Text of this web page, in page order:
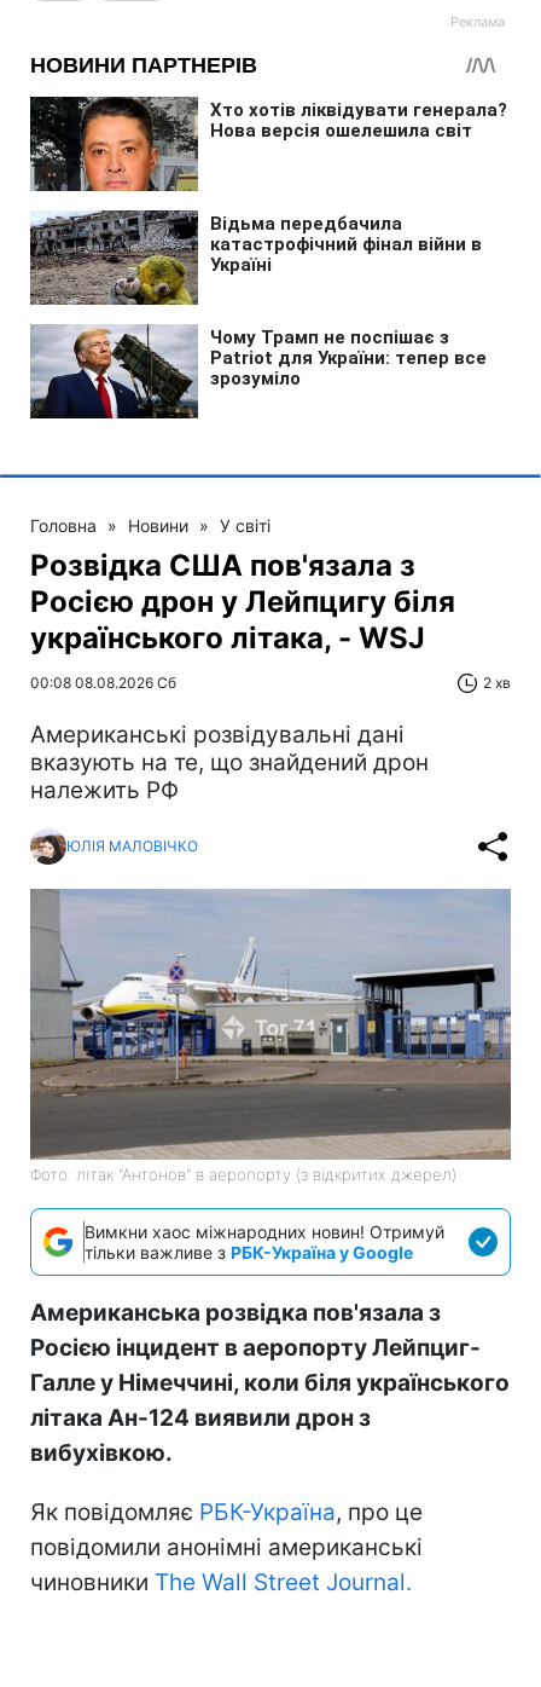
Головна » Новини » У світі
Розвідка США пов'язала з
Росією дрон у Лейпцигу біля
українського літака, - WSJ
00:08 08.08.2026 Сб 2 хв
Американські розвідувальні дані
вказують на те, що знайдений дрон
належить РФ
ЮЛІЯ МАЛОВІЧКО
Фото: літак "Антонов" в аеропорту (з відкритих джерел)
Вимкни хаос міжнародних новин! Отримуй
тільки важливе з РБК-Україна у Google
Американська розвідка пов'язала з
Росією інцидент в аеропорту Лейпциг-
Галле у Німеччині, коли біля українського
літака Ан-124 виявили дрон з
вибухівкою.
Як повідомляє РБК-Україна, про це
повідомили анонімні американські
чиновники The Wall Street Journal.